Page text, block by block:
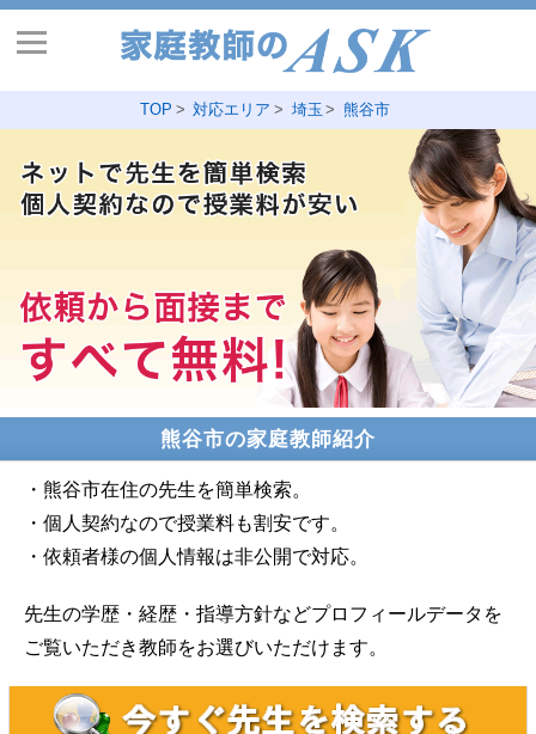
TOP 対応エリア 埼玉 熊谷市
熊谷市の家庭教師紹介
・熊谷市在住の先生を簡単検索。
・個人契約なので授業料も割安です。
・依頼者様の個人情報は非公開で対応。
先生の学歴・経歴・指導方針などプロフィールデータを
ご覧いただき教師をお選びいただけます。